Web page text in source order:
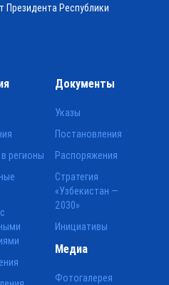
Республики
регионы
Документы
Указы
Постановления
Распоряжения
Стратегия
«Узбекистан —
2030»
Инициативы
Медиа
Фотогалерея